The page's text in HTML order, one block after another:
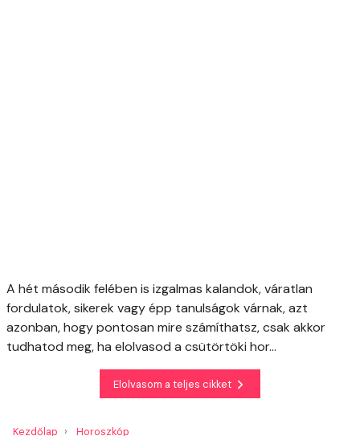
A hét második felében is izgalmas kalandok, váratlan
fordulatok, sikerek vagy épp tanulságok várnak, azt
azonban, hogy pontosan mire számíthatsz, csak akkor
tudhatod meg, ha elolvasod a csütörtöki hor...
Elolvasom a teljes cikket
Kezdőlap
Horoszkóp